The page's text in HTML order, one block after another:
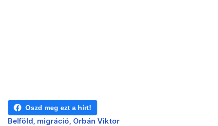
Oszd meg ezt a hírt!
Belföld migráció Orbán Viktor